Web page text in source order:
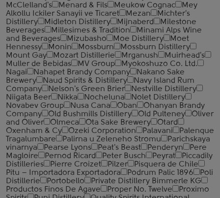
McClelland's
Menard & Fils Meukow Cognac
Mey
Alkollu Ickiler Sanayii ve Ticaret
Mezan
Michter's
Distillery
Midleton Distillery Mijnaberd
Milestone
Beverages
Millesimes & Tradition
Minami Alps Wine
and Beverages
Mizubasho Moe Distillery
Moet
Hennessy
Monin Mossburn
Mossburn Distillery
Mount Gay
Mozart Distillerie Mrganush
Muirhead's
Muller de Bebidas
MV Group
Myokoshuzo Co. Ltd.
Nagai
Nahapet Brandy Company
Nakano Sake
Brewery
Naud Spirits & Distillery
Navy Island Rum
Company
Nelson's Green Brier
Nestville Distillery
Niigata Beer
Nikka Nocheluna
Nolet Distillery
Novabev Group
Nusa Cana Oban
Ohanyan Brandy
Company
Old Bushmills Distillery Old Pulteney
Oliver
and Oliver
Olmeca Ota Sake Brewery
Otard
Oxenham & Cy
Ozeki Corporation Palavani
Palenque
Tragalumbare
Palirna u Zeleneho Stromu
Parichskaya
vinarnya
Pearse Lyons Peat's Beast Penderyn
Pere
Magloire
Pernod Ricard Peter Busch Peyrat
Piccadily
Distilleries
Pierre Croizet Pilzer
Pisquera de Chile
Pitu – Importadora Exportadora
Podrum Palic 1896
Poli
Distillerie
Portobello
Private Distillery Bimmerle KG
Productos Finos De Agave
Proper No. Twelve
Proximo